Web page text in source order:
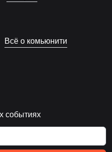
Всё о комьюнити
событиях